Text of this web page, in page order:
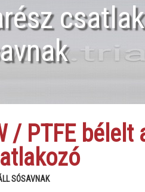
/ PTFE bélelt
SÓSAVNAK